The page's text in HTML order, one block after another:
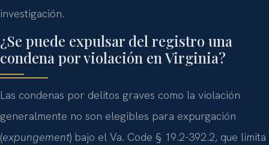
investigación.
¿Se puede expulsar del registro una
condena por violación en Virginia?
Las condenas por delitos graves como la violación
generalmente no son elegibles para expurgación
(expungement) bajo el Va. Code § 19.2-392.2, que limita